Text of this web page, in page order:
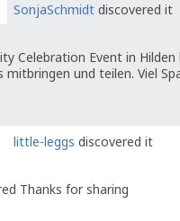
SonjaSchmidt discovered it
Celebration Event in
mitbringen und teilen. Viel
little-leggs discovered it
Thanks for sharing